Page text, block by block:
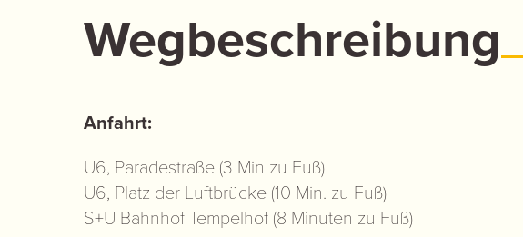
Wegbeschreibung
Anfahrt:
U6, Paradestraße (3 Min zu Fuß)
U6, Platz der Luftbrücke (10 Min. zu Fuß)
S+U Bahnhof Tempelhof (8 Minuten zu Fuß)